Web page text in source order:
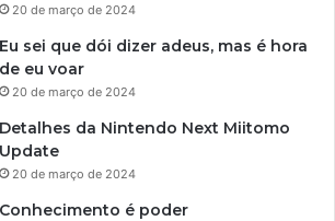
20 de março de 2024
Eu sei que dói dizer adeus, mas é hora
de eu voar
20 de março de 2024
Detalhes da Nintendo Next Miitomo
Update
20 de março de 2024
Conhecimento é poder